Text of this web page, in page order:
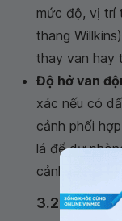
mức độ, vị trí
thang
thay van hay
Độ hở van
xác nếu có
cảnh phối
lá để dự
cảnh hay
3.2. Phẫu